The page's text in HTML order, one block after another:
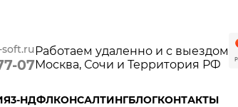
soft.ru
07
Работаем удаленно и с выездом
Москва, Сочи и Территория РФ
3-НДФЛКОНСАЛТИНГБЛОГКОНТАКТЫ